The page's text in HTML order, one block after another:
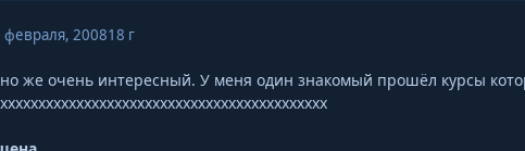
февраля, 200818 г
же очень интересный. У меня один знакомый прошёл курсы